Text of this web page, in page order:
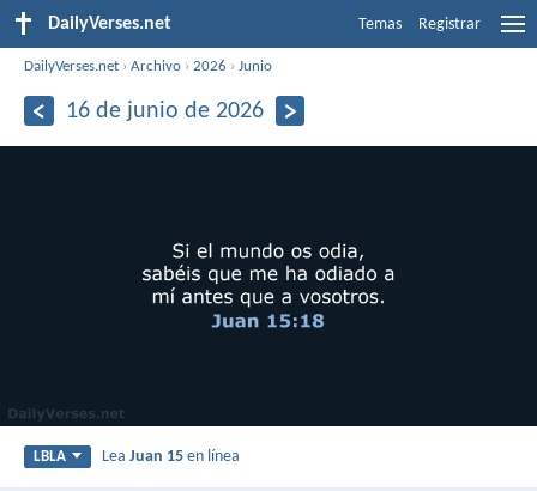
DailyVerses.net Temas Registrar
DailyVerses.net ›Archivo ›2026 ›Junio
16 de junio de 2026
LBLA LeaJuan 15 en línea